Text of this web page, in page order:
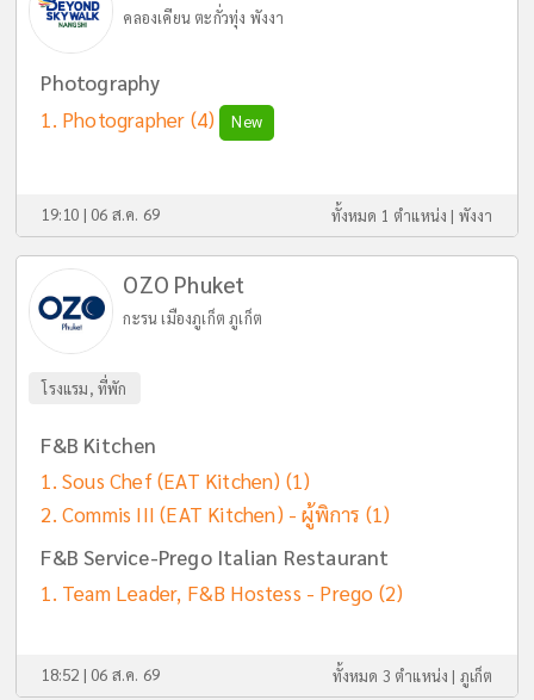
คลองเคียน ตะกั่วทุ่ง พังงา
Photography
Photographer (4) New
19:10 | 06 ส.ค. 69 ทั้งหมด 1 ตำแหน่ง | พังงา
OZO Phuket
กะรน เมืองภูเก็ต ภูเก็ต
โรงแรม, ที่พัก
F&B Kitchen
Sous Chef (EAT Kitchen) (1)
Commis III (EAT Kitchen) - ผู้พิการ (1)
F&B Service-Prego Italian Restaurant
Team Leader, F&B Hostess - Prego (2)
18:52 | 06 ส.ค. 69 ทั้งหมด 3 ตำแหน่ง | ภูเก็ต